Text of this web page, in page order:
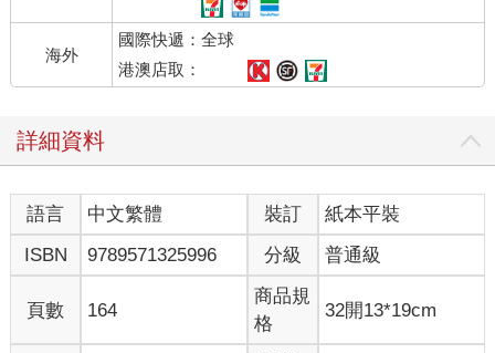
海外
國際快遞：全球
港澳店取：
詳細資料
語言 中文繁體 裝訂
紙本平裝
ISBN
9789571325996 分級 普通級
頁數 164
商品規
格
32開13*19cm